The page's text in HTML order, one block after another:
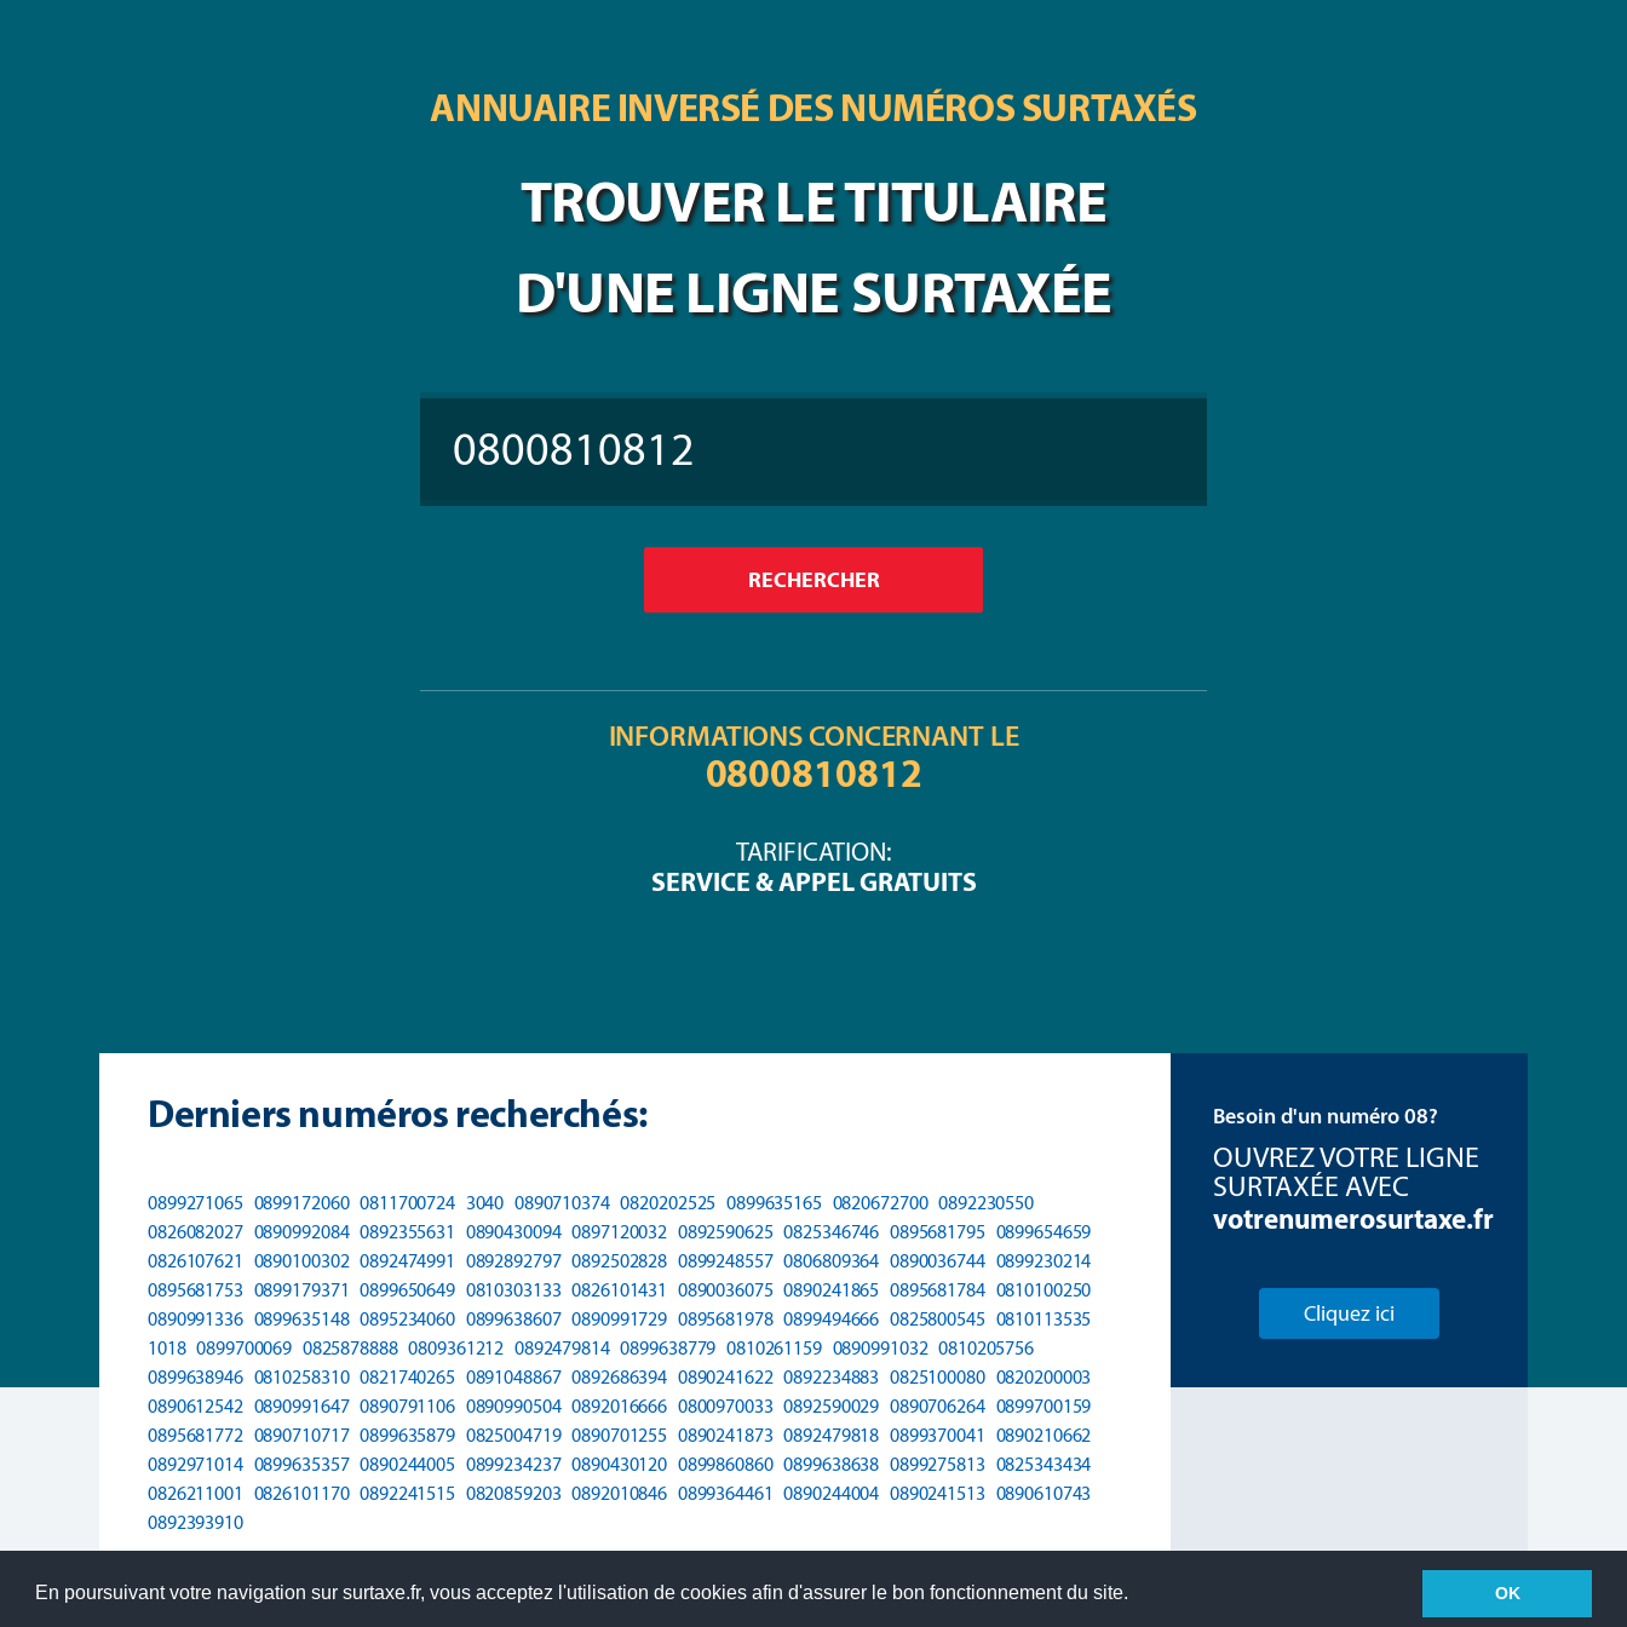
En poursuivant votre navigation sur surtaxe.fr, vous acceptez l'utilisation de cookies afin d'assurer le bon fonctionnement du site. OK
ANNUAIRE INVERSÉ DES NUMÉROS SURTAXÉS
TROUVER LE TITULAIRE
D'UNE LIGNE SURTAXÉE
INFORMATIONS CONCERNANT LE
0800810812
TARIFICATION:
SERVICE & APPEL GRATUITS
Derniers numéros recherchés:
0899271065 0899172060 0811700724 3040 0890710374 0820202525 0899635165 0820672700 0892230550
0826082027 0890992084 0892355631 0890430094 0897120032 0892590625 0825346746 0895681795 0899654659
0826107621 0890100302 0892474991 0892892797 0892502828 0899248557 0806809364 0890036744 0899230214
0895681753 0899179371 0899650649 0810303133 0826101431 0890036075 0890241865 0895681784 0810100250
0890991336 0899635148 0895234060 0899638607 0890991729 0895681978 0899494666 0825800545 0810113535
1018 0899700069 0825878888 0809361212 0892479814 0899638779 0810261159 0890991032 0810205756
0899638946 0810258310 0821740265 0891048867 0892686394 0890241622 0892234883 0825100080 0820200003
0890612542 0890991647 0890791106 0890990504 0892016666 0800970033 0892590029 0890706264 0899700159
0895681772 0890710717 0899635879 0825004719 0890701255 0890241873 0892479818 0899370041 0890210662
0892971014 0899635357 0890244005 0899234237 0890430120 0899860860 0899638638 0899275813 0825343434
0826211001 0826101170 0892241515 0820859203 0892010846 0899364461 0890244004 0890241513 0890610743
0892393910
Besoin d'un numéro 08?
OUVREZ VOTRE LIGNE
SURTAXÉE AVEC
votrenumerosurtaxe.fr
Cliquez ici